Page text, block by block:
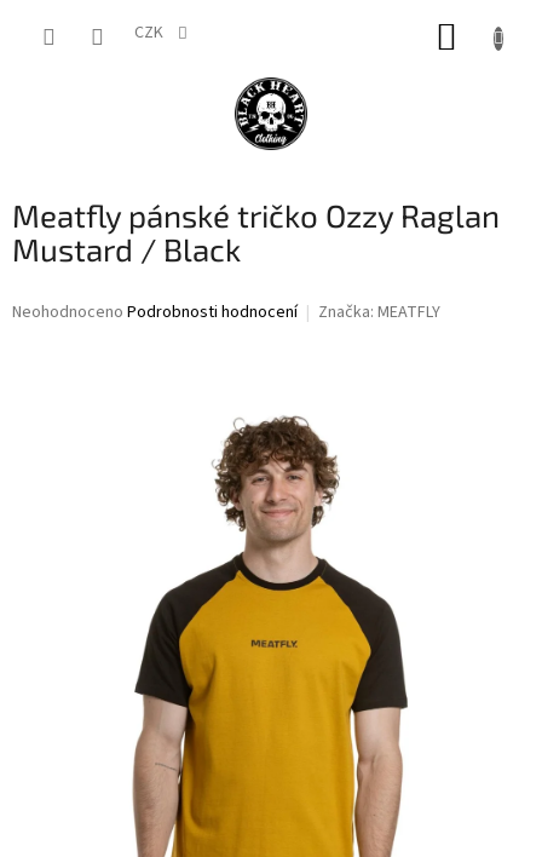
CZK
Meatfly pánské tričko Ozzy Raglan
Mustard / Black
Průměrné
Neohodnoceno Podrobnosti hodnocení Značka: MEATFLY